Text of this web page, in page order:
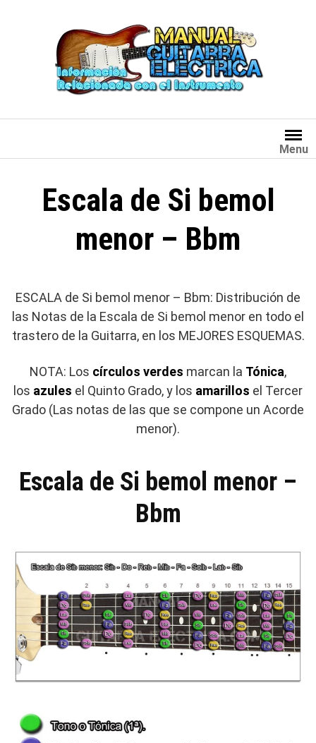
Menu
Escala de Si bemol
menor – Bbm
ESCALA de Si bemol menor – Bbm: Distribución de
las Notas de la Escala de Si bemol menor en todo el
trastero de la Guitarra, en los MEJORES ESQUEMAS.
NOTA: Los círculos verdes marcan la Tónica,
los azules el Quinto Grado, y los amarillos el Tercer
Grado (Las notas de las que se compone un Acorde
menor).
Escala de Si bemol menor –
Bbm